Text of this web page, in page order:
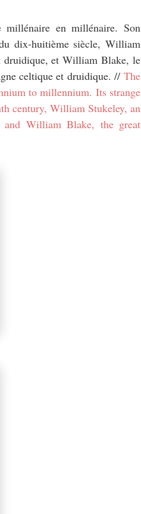
millénaire en millénaire. Son
dix-huitième siècle, William
druidique, et William Blake, le
celtique et druidique. // The
to millennium. Its strange
century, William Stukeley, an
William Blake, the great